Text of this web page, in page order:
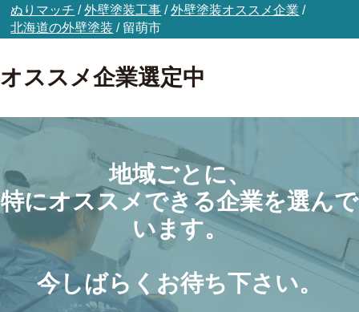
ぬりマッチ /外壁塗装工事 /外壁塗装オススメ企業 /
北海道の外壁塗装 / 留萌市
オススメ企業選定中
地域ごとに、
特にオススメできる企業を選んで
います。
今しばらくお待ち下さい。